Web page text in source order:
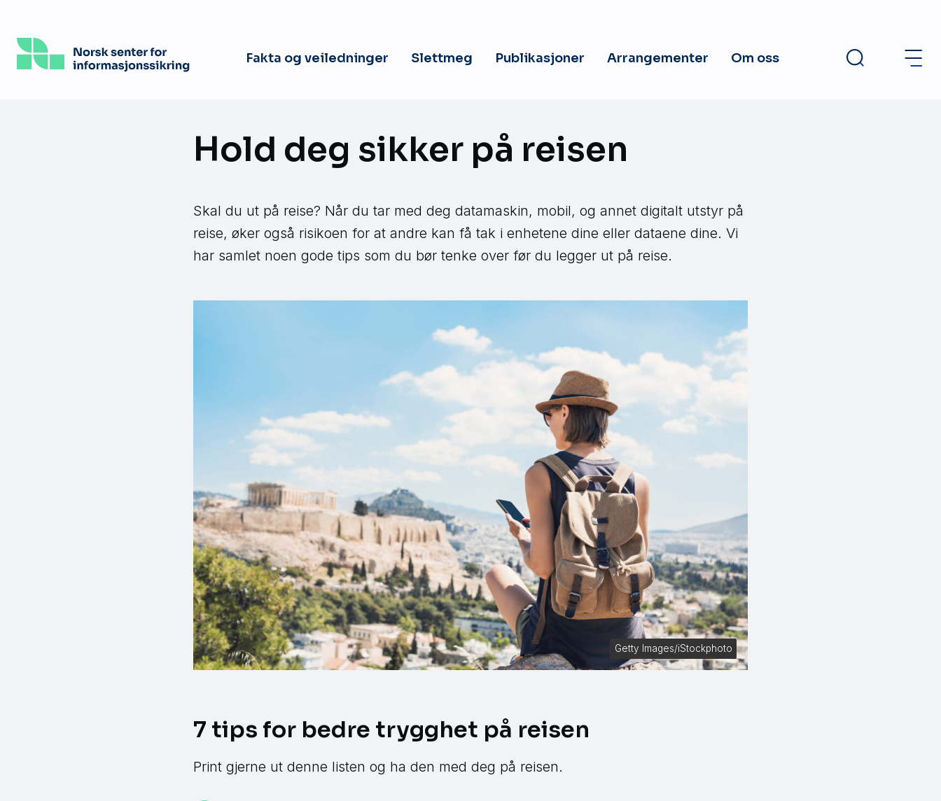
hovedinnhold
Fakta og veiledninger Slettmeg Publikasjoner Arrangementer Om oss
Hold deg sikker på reisen
Skal du ut på reise? Når du tar med deg datamaskin, mobil, og annet digitalt utstyr på
reise, øker også risikoen for at andre kan få tak i enhetene dine eller dataene dine. Vi
har samlet noen gode tips som du bør tenke over før du legger ut på reise.
Getty Images/iStockphoto
7 tips for bedre trygghet på reisen
Print gjerne ut denne listen og ha den med deg på reisen.